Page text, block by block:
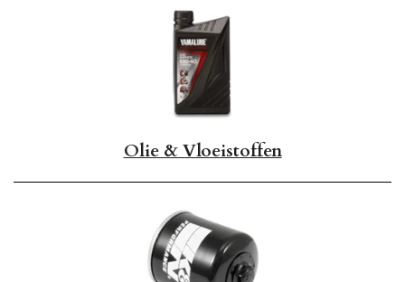
Olie & Vloeistoffen